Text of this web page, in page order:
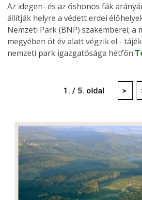
Az idegen- és az őshonos fák
állítják helyre a védett erdei
Nemzeti Park (BNP) szakemberei; a
megyében öt év alatt végzik el -
nemzeti park igazgatósága hétfőn.
1. / 5. oldal >